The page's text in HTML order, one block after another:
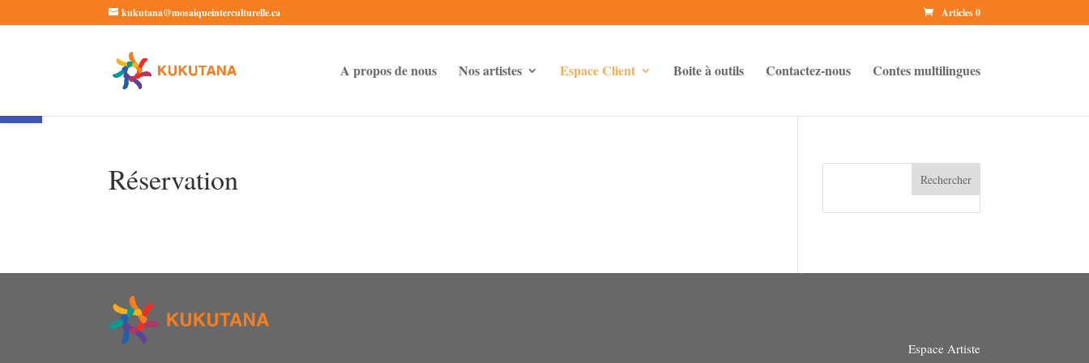
kukutana@mosaiqueinterculturelle.ca Articles 0
A propos de nous Nos artistes Espace Client Boite à outils Contactez-nous Contes multilingues
Réservation Rechercher
Espace Artiste